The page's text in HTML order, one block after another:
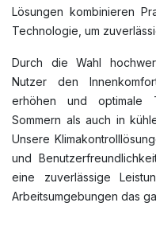
Lösungen kombinieren
Technologie, um
Durch die Wahl
Nutzer den
erhöhen und optimale
Sommern als auch in
Unsere
und
eine zuverlässige
Arbeitsumgebungen das